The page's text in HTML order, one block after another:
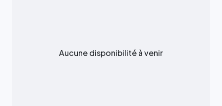
Aucune disponibilité à venir